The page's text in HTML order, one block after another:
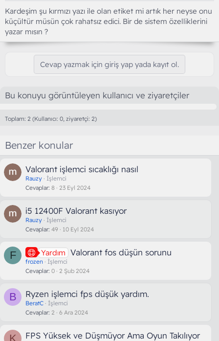
Kardeşim şu kırmızı yazı ile olan etiket mi artık her neyse onu
küçültür müsün çok rahatsız edici. Bir de sistem özelliklerini
yazar mısın ?
Cevap yazmak için giriş yap yada kayıt ol.
Bu konuyu görüntüleyen kullanıcı ve ziyaretçiler
Toplam: 2 (Kullanıcı: 0, ziyaretçi: 2)
Benzer konular
Valorant işlemci sıcaklığı nasıl
Rauzy
İşlemci
Cevaplar 8 23 Eyl 2024
i5 12400F Valorant kasıyor
Rauzy
İşlemci
Cevaplar 49 10 Eyl 2024
F Yardım Valorant fos düşün sorunu
frozen
İşlemci
Cevaplar 0 2 Şub 2024
B Ryzen işlemci fps düşük yardım.
BeratC
İşlemci
Cevaplar 2 6 Ara 2024
K FPS Yüksek ve Düşmüyor Ama Oyun Takılıyor